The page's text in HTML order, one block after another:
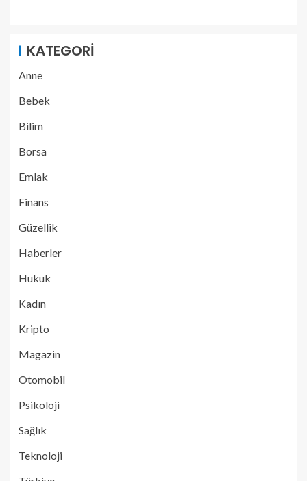
KATEGORI
Anne
Bebek
Bilim
Borsa
Emlak
Finans
Güzellik
Haberler
Hukuk
Kadın
Kripto
Magazin
Otomobil
Psikoloji
Sağlık
Teknoloji